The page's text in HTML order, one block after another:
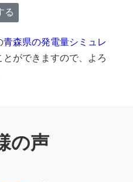
る
青森県の発電量シミュレ
とができますので、よろ
の声